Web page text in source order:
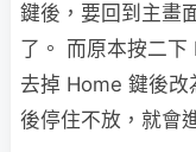
鍵後，要回到主畫
了。 而原本按二
去掉 Home 鍵後改
後停住不放，就會